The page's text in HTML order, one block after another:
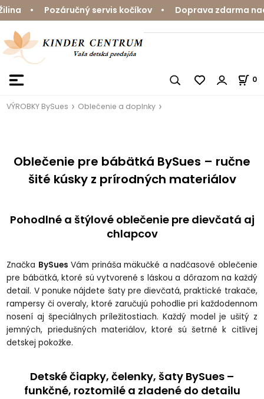
servis kočíkov • Doprava zdarma nad 59 €
0
VÝROBKY BySues Oblečenie a doplnky
Oblečenie pre bábätká BySues – ručne
šité kúsky z prírodných materiálov
Pohodlné a štýlové oblečenie pre dievčatá aj
chlapcov
Značka BySues Vám prináša mäkučké a nadčasové oblečenie
pre bábätká, ktoré sú vytvorené s láskou a dôrazom na každý
detail. V ponuke nájdete šaty pre dievčatá, praktické trakače,
rampersy či overaly, ktoré zaručujú pohodlie pri každodennom
nosení aj špeciálnych príležitostiach. Každý model je ušitý z
jemných, priedušných materiálov, ktoré sú šetrné k citlivej
detskej pokožke.
Detské čiapky, čelenky, šaty BySues –
funkčné, roztomilé a zladené do detailu